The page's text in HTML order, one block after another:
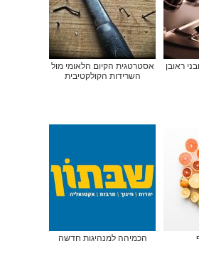
ראובן
אסטרטגית הקיום הלאומי מול
השרידות הקולקטיבית
הכמיהה למנהיגות חדשה